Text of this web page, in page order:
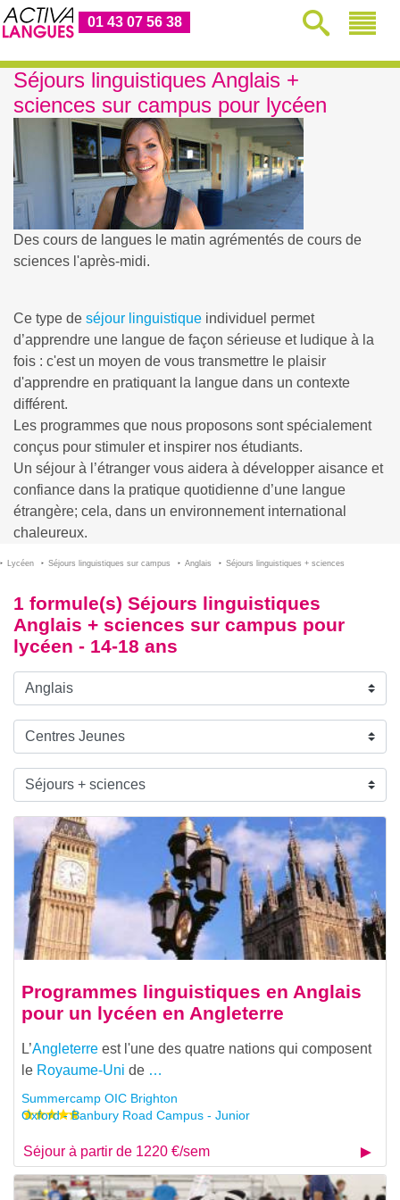
01 43 07 56 38
Séjours linguistiques Anglais +
sciences sur campus pour lycéen
Des cours de langues le matin agrémentés de cours de
sciences l'après-midi.
Ce type de séjour linguistique individuel permet
d’apprendre une langue de façon sérieuse et ludique à la
fois : c'est un moyen de vous transmettre le plaisir
d'apprendre en pratiquant la langue dans un contexte
différent.
Les programmes que nous proposons sont spécialement
conçus pour stimuler et inspirer nos étudiants.
Un séjour à l’étranger vous aidera à développer aisance et
confiance dans la pratique quotidienne d’une langue
étrangère; cela, dans un environnement international
chaleureux.
Lycéen Séjours linguistiques sur campus Anglais Séjours linguistiques + sciences
1 formule(s) Séjours linguistiques
Anglais + sciences sur campus pour
lycéen - 14-18 ans
Programmes linguistiques en Anglais
pour un lycéen en Angleterre
L’Angleterre est l'une des quatre nations qui composent
le Royaume-Uni de …
Summercamp OIC Brighton
Oxford - Banbury Road Campus - Junior
Séjour à partir de 1220 €/sem